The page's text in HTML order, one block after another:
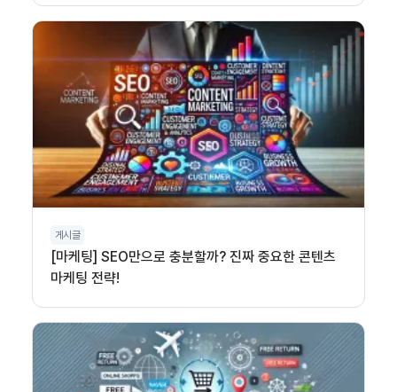
게시글
[마케팅] SEO만으로 충분할까? 진짜 중요한 콘텐츠
마케팅 전략!